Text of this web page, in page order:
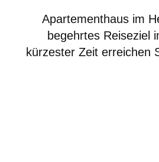
Apartementhaus im
begehrtes Reiseziel
kürzester Zeit erreichen